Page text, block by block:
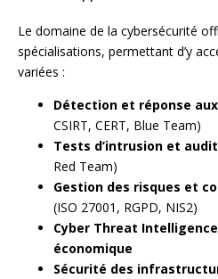
Le domaine de la cybersécurité
spécialisations, permettant d’y
variées :
Détection et réponse
CSIRT, CERT, Blue Team)
Tests d’intrusion et
Red Team)
Gestion des risques et
(ISO 27001, RGPD, NIS2)
Cyber Threat
économique
Sécurité des